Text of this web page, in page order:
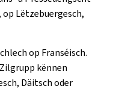
Lëtzebuergesch,
op Franséisch.
kënnen
Däitsch oder